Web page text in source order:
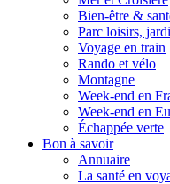
Bien-être &
Parc loisirs,
Voyage en train
Rando et vélo
Montagne
Week-end en
Week-end en
Échappée verte
Bon à savoir
Annuaire
La santé en